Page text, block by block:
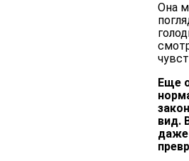
Она
Еще
вид.
даже